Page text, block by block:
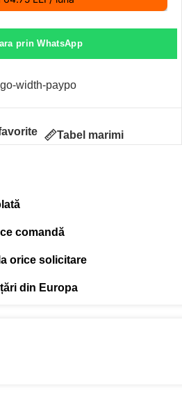
prin WhatsApp
Tabel marimi
comandă
orice solicitare
din Europa